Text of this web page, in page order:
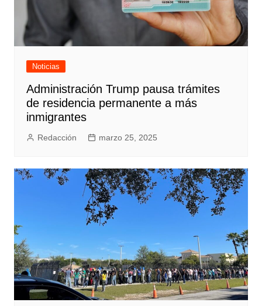
Noticias
Administración Trump pausa trámites
de residencia permanente a más
inmigrantes
Redacción marzo 25, 2025